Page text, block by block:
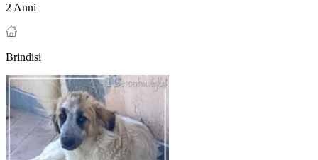
2 Anni
Brindisi